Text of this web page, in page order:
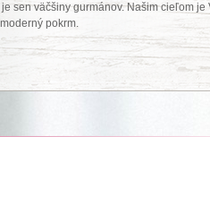
sen väčšiny gurmánov. Našim cieľom je
pokrm.